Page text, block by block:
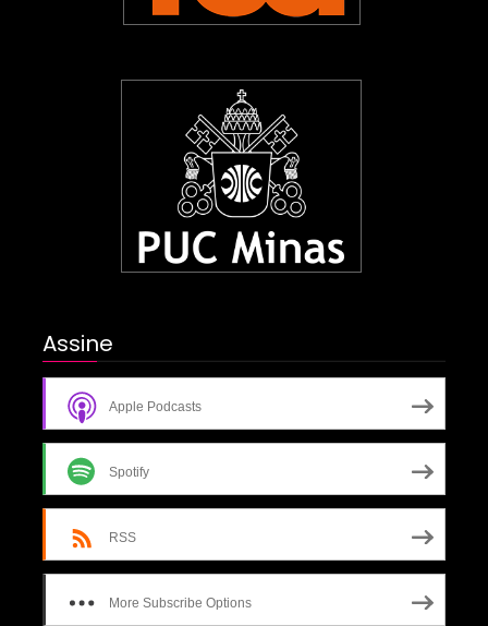
Assine
Apple Podcasts
Spotify
RSS
More Subscribe Options